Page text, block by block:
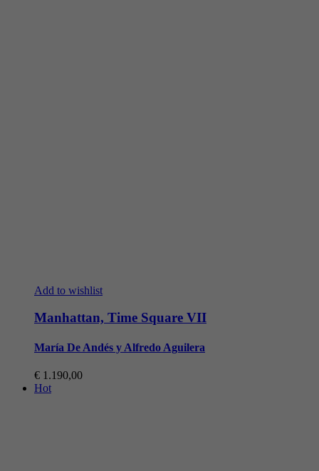
Add to wishlist
Manhattan, Time Square VII
María De Andés y Alfredo Aguilera
€ 1.190,00
Hot